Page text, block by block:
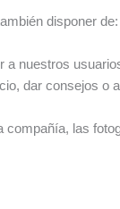
disponer de:
a nuestros
dar consejos o
compañía, las